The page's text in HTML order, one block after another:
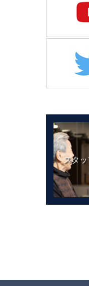
スタ